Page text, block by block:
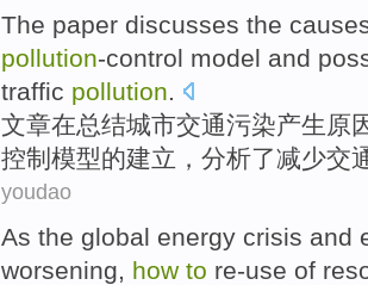
The paper discusses the
pollution-control model and
traffic pollution.
文章在总结城市交通污染产生原
控制 模型的建立， 分析了减少交
youdao
As the global energy crisis and
worsening
how to re-use of